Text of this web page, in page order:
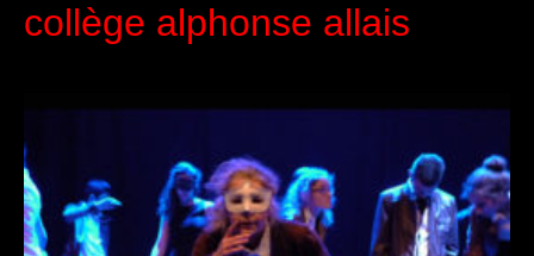
collège alphonse allais